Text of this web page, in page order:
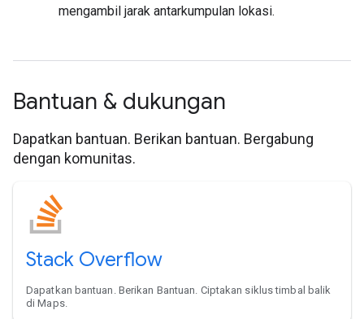
mengambil jarak antarkumpulan lokasi.
Bantuan & dukungan
Dapatkan bantuan. Berikan bantuan. Bergabung
dengan komunitas.
Stack Overflow
Dapatkan bantuan. Berikan Bantuan. Ciptakan siklus timbal balik
di Maps.